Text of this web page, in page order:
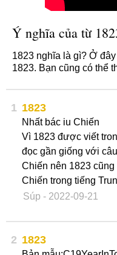
Ý nghĩa của từ
1823 nghĩa là gì? Ở
1823. Bạn cũng có thể
1 1823
Nhất bác iu Chiến
Vì 1823 được viết
đọc gần giống với
Chiến nên 1823
Chiến trong tiếng
Súp - 2022-09-21
2 1823